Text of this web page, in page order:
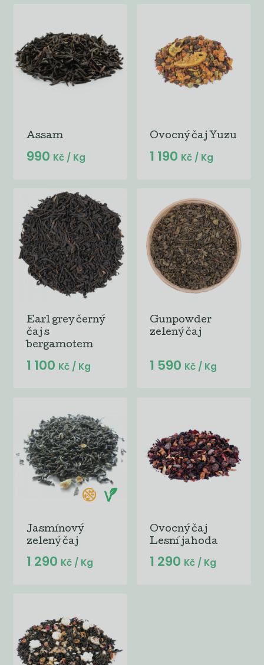
Assam
990 Kč / Kg
Ovocný čaj Yuzu
1 190 Kč / Kg
Earl grey černý
čaj s
bergamotem
1 100 Kč / Kg
Gunpowder
zelený čaj
1 590 Kč / Kg
Jasmínový
zelený čaj
1 290 Kč / Kg
Ovocný čaj
Lesní jahoda
1 290 Kč / Kg